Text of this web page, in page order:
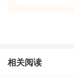
相关阅读